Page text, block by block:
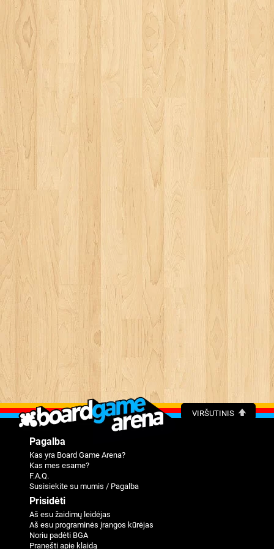
VIRŠUTINIS
Pagalba
Kas yra Board Game Arena?
Kas mes esame?
F.A.Q.
Susisiekite su mumis / Pagalba
Prisidėti
Aš esu žaidimų leidėjas
Aš esu programinės įrangos kūrėjas
Noriu padėti BGA
Pranešti apie klaidą